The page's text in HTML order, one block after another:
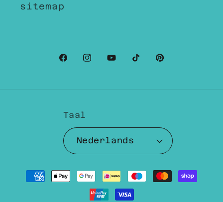
sitemap
Facebook
Instagram
YouTubeTikTokPinterest
Taal
Nederlands
Betaalmethoden